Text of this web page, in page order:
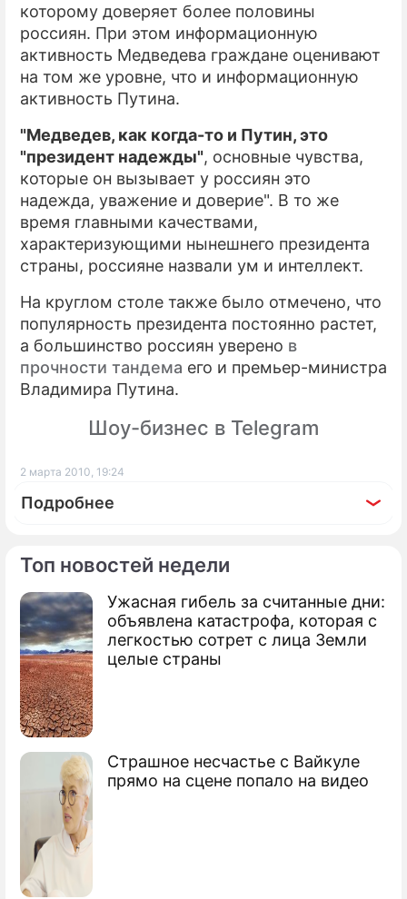
Топ новостей недели
Ужасная гибель за считанные дни:
объявлена катастрофа, которая с
легкостью сотрет с лица Земли
целые страны
Страшное несчастье с Вайкуле
прямо на сцене попало на видео
которому доверяет более половины
россиян. При этом информационную
активность Медведева граждане оценивают
на том же уровне, что и информационную
активность Путина.
"Медведев, как когда-то и Путин, это
"президент надежды", основные чувства,
которые он вызывает у россиян это
надежда, уважение и доверие". В то же
время главными качествами,
характеризующими нынешнего президента
страны, россияне назвали ум и интеллект.
На круглом столе также было отмечено, что
популярность президента постоянно растет,
а большинство россиян уверено в
прочности тандема его и премьер-министра
Владимира Путина.
Шоу-бизнес в Telegram
2 марта 2010, 19:24
Подробнее
По теме
Продолжение: Обидчика
президента ЕС лишили еды
Медведев нашел ключ к проблемам
Кавказа
Медведев: Мы с Путиным одной крови